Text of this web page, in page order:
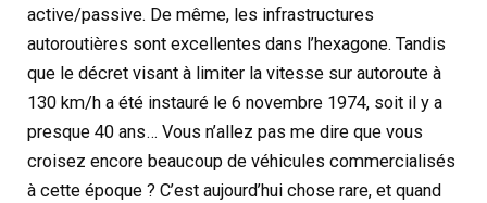
active/passive. De même, les infrastructures
autoroutières sont excellentes dans l’hexagone. Tandis
que le décret visant à limiter la vitesse sur autoroute à
130 km/h a été instauré le 6 novembre 1974, soit il y a
presque 40 ans… Vous n’allez pas me dire que vous
croisez encore beaucoup de véhicules commercialisés
à cette époque ? C’est aujourd’hui chose rare, et quand